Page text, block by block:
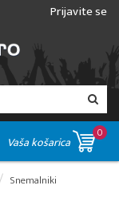
Prijavite se
Vaša košarica
0
Snemalniki